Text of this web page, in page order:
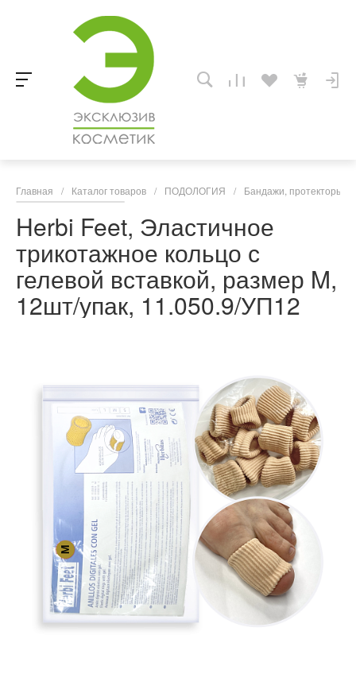
Главная / Каталог товаров / ПОДОЛОГИЯ / Бандажи, протекторы,
Herbi Feet, Эластичное
трикотажное кольцо с
гелевой вставкой, размер M,
12шт/упак, 11.050.9/УП12